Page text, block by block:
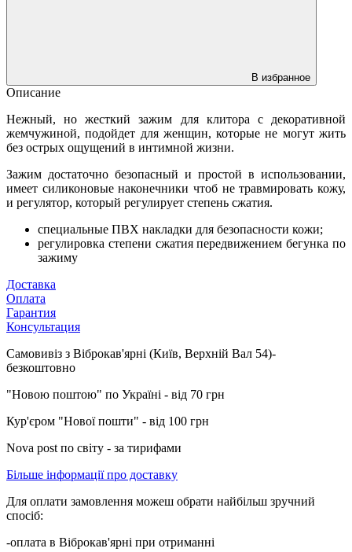
В избранное
Описание
Нежный, но жесткий зажим для клитора с декоративной
жемчужиной, подойдет для женщин, которые не могут жить
без острых ощущений в интимной жизни.
Зажим достаточно безопасный и простой в использовании,
имеет силиконовые наконечники чтоб не травмировать кожу,
и регулятор, который регулирует степень сжатия.
специальные ПВХ накладки для безопасности кожи;
регулировка степени сжатия передвижением бегунка по
зажиму
Доставка
Оплата
Гарантия
Консультация
Самовивіз з Віброкав'ярні (Київ, Верхній Вал 54)-
безкоштовно
"Новою поштою" по Україні - від 70 грн
Кур'єром "Нової пошти" - від 100 грн
Nova post по світу - за тирифами
Більше інформації про доставку
Для оплати замовлення можеш обрати найбільш зручний
спосіб:
-оплата в Віброкав'ярні при отриманні